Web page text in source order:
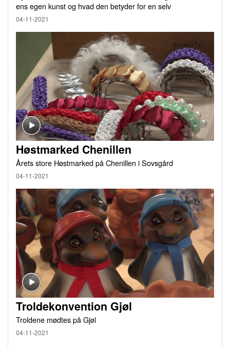
ens egen kunst og hvad den betyder for en selv
04-11-2021
Høstmarked Chenillen
Årets store Høstmarked på Chenillen i Sovsgård
04-11-2021
Troldekonvention Gjøl
Troldene mødtes på Gjøl
04-11-2021